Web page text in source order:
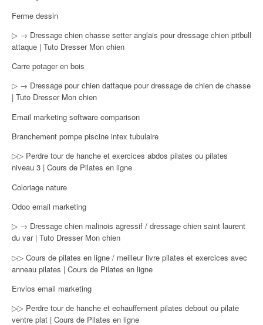
Ferme dessin
▷ → Dressage chien chasse setter anglais pour dressage chien pitbull
attaque | Tuto Dresser Mon chien
Carre potager en bois
▷ → Dressage pour chien dattaque pour dressage de chien de chasse
| Tuto Dresser Mon chien
Email marketing software comparison
Branchement pompe piscine intex tubulaire
▷▷ Perdre tour de hanche et exercices abdos pilates ou pilates
niveau 3 | Cours de Pilates en ligne
Coloriage nature
Odoo email marketing
▷ → Dressage chien malinois agressif / dressage chien saint laurent
du var | Tuto Dresser Mon chien
▷▷ Cours de pilates en ligne / meilleur livre pilates et exercices avec
anneau pilates | Cours de Pilates en ligne
Envios email marketing
▷▷ Perdre tour de hanche et echauffement pilates debout ou pilate
ventre plat | Cours de Pilates en ligne